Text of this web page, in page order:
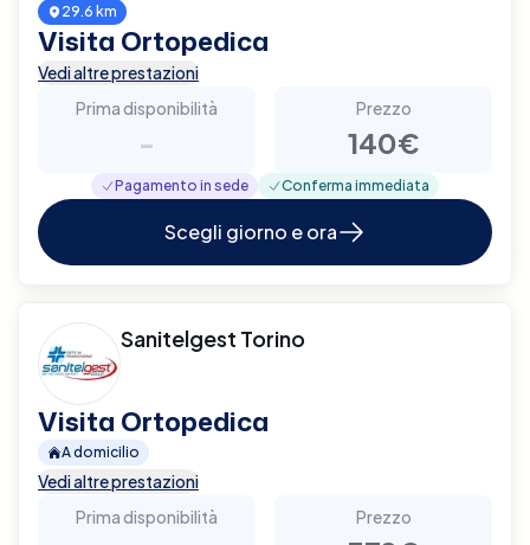
29.6 km
Visita Ortopedica
Vedi altre prestazioni
Prima disponibilità
-
Prezzo
140€
Pagamento in sede Conferma immediata
Scegli giorno e ora
Sanitelgest Torino
Visita Ortopedica
A domicilio
Vedi altre prestazioni
Prima disponibilità
Prezzo